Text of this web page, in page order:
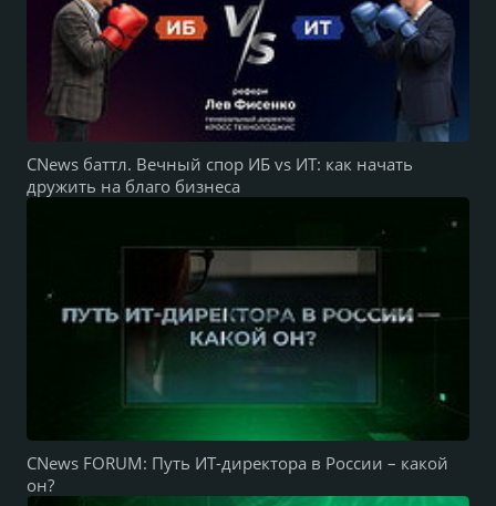
CNews баттл. Вечный спор ИБ vs ИТ: как начать
дружить на благо бизнеса
CNews FORUM: Путь ИТ-директора в России – какой
он?